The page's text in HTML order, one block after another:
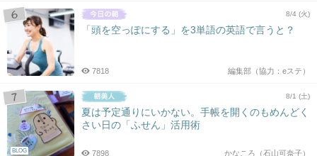
8/4 (火)
「頭を空っぽにする」を3単語の英語で言うと？
編集部（協力：eステ）
7818
BLOG
8/1 (土)
夏は予定通りにいかない。手帳を開くのもめんどく
さい日の「ふせん」活用術
かなころ（石山可奈子）
7898